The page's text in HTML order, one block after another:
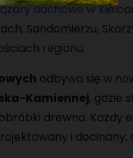
dachowe w
Sandomierzu,
regionu.
odbywa się w
Kamiennej, gdzie
drewna. Każdy
i docinany,